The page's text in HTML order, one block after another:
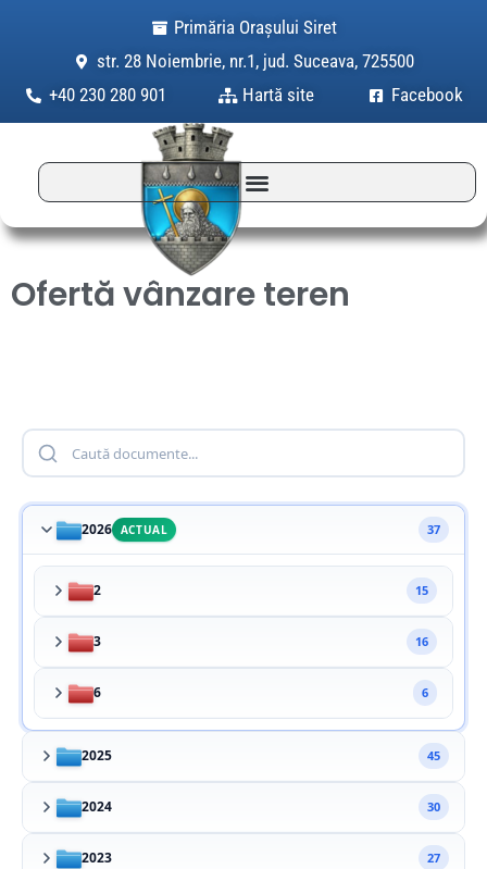
Primăria Orașului Siret
str. 28 Noiembrie, nr.1, jud. Suceava, 725500
+40 230 280 901
Hartă site Facebook
Ofertă vânzare teren
2026 ACTUAL 37
2 15
3 16
6 6
2025 45
2024 30
2023 27